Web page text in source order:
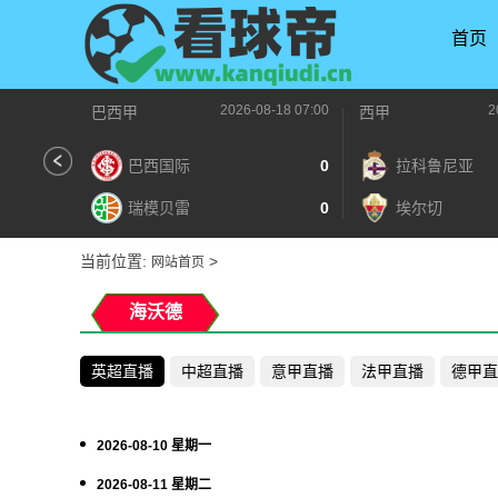
首页
巴西甲 2026-08-18 07:00
巴西国际 0
瑞模贝雷 0
西甲
拉科鲁尼亚
埃尔切
当前位置: 网站首页 >
海沃德
英超直播 中超直播 意甲直播 法甲直播 德甲
2026-08-10 星期一
2026-08-11 星期二